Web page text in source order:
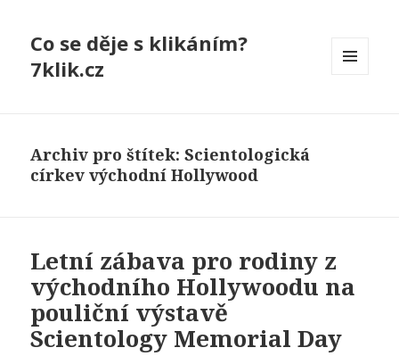
Co se děje s klikáním?
7klik.cz
Archiv pro štítek: Scientologická
církev východní Hollywood
Letní zábava pro rodiny z
východního Hollywoodu na
pouliční výstavě
Scientology Memorial Day